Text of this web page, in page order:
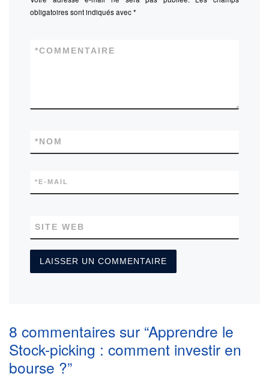
obligatoires sont indiqués avec*
COMMENTAIRE
*
NOM
*
E-MAIL
*
SITE WEB
8 commentaires sur “Apprendre le
Stock-picking : comment investir en
bourse ?”